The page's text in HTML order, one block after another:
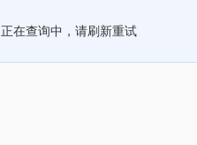
正在查询中，请刷新重试